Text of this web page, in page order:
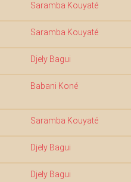
Saramba Kouyaté
Saramba Kouyaté
Djely Bagui
Babani Koné
Saramba Kouyaté
Djely Bagui
Djely Bagui